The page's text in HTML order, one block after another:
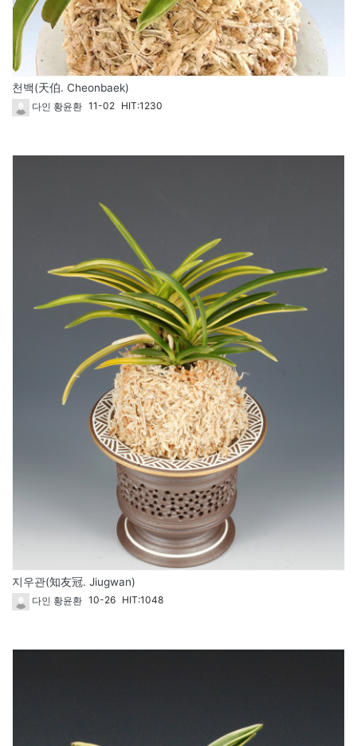
천백(天伯. Cheonbaek)
다인 황윤환 11-02 HIT:1230
지우관(知友冠. Jiugwan)
다인 황윤환 10-26 HIT:1048